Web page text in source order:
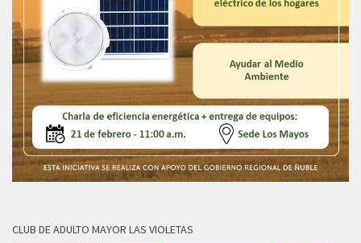
CLUB DE ADULTO MAYOR LAS VIOLETAS